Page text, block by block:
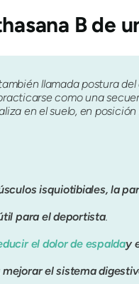
B de
llamada postura
como una
en el suelo, en
isquiotibiales, la
para el deportista.
el dolor de espalday
el sistema